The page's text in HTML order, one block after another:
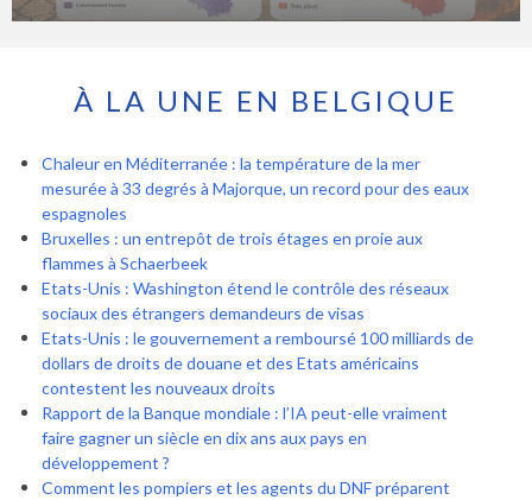
À LA UNE EN BELGIQUE
Chaleur en Méditerranée : la température de la mer
mesurée à 33 degrés à Majorque, un record pour des eaux
espagnoles
Bruxelles : un entrepôt de trois étages en proie aux
flammes à Schaerbeek
Etats-Unis : Washington étend le contrôle des réseaux
sociaux des étrangers demandeurs de visas
Etats-Unis : le gouvernement a remboursé 100 milliards de
dollars de droits de douane et des Etats américains
contestent les nouveaux droits
Rapport de la Banque mondiale : l’IA peut-elle vraiment
faire gagner un siècle en dix ans aux pays en
développement ?
Comment les pompiers et les agents du DNF préparent